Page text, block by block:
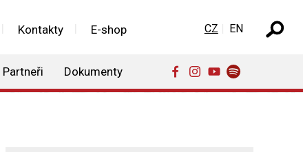
Kontakty E-shop
Partneři Dokumenty
Zvolte jazyk
CZ EN